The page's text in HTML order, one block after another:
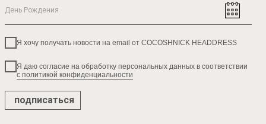
Я хочу получать новости на email от COCOSHNICK HEADDRESS
Я даю согласие на обработку персональных данных в соответствии
с политикой конфиденциальности
подписаться